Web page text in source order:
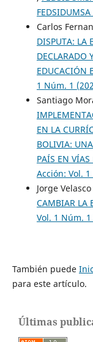
Carlos
DISPUTA: LA
DECLARADO
EDUCACIÓN
1 Núm. 1
Santiago
EN LA
BOLIVIA:
PAÍS EN VÍAS
Acción: Vol.
Jorge
CAMBIAR LA
Vol. 1 Núm. 1
También puede
para este artículo.
Últimas